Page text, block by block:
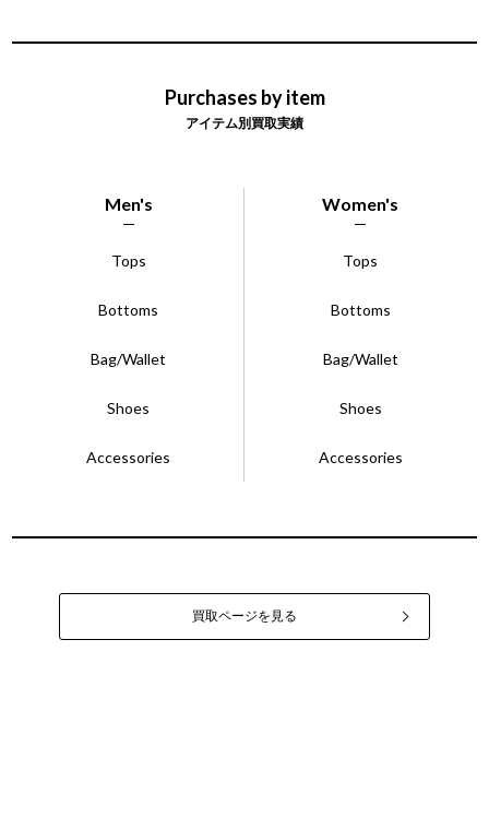
Purchases by item
アイテム別買取実績
Men's
Tops
Bottoms
Bag/Wallet
Shoes
Accessories
Women's
Tops
Bottoms
Bag/Wallet
Shoes
Accessories
買取ページを見る